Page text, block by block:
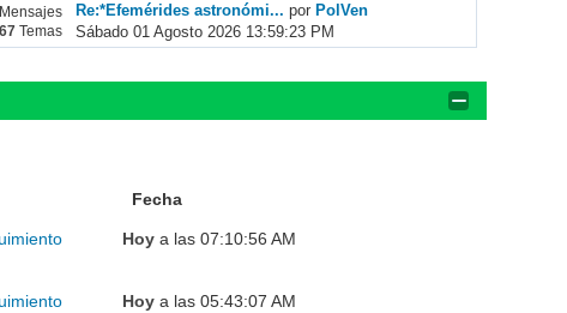
Mensajes
Temas
Re:*Efemérides astronómi... por PolVen
Sábado 01 Agosto 2026 13:59:23 PM
Fecha
Hoy a las 07:10:56 AM
Hoy a las 05:43:07 AM